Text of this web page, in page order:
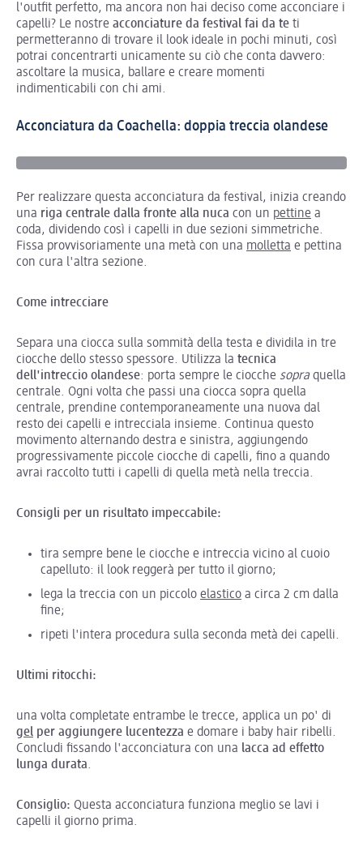
l'outfit perfetto, ma ancora non hai deciso come acconciare i
capelli? Le nostre acconciature da festival fai da te ti
permetteranno di trovare il look ideale in pochi minuti, così
potrai concentrarti unicamente su ciò che conta davvero:
ascoltare la musica, ballare e creare momenti
indimenticabili con chi ami.
Acconciatura da Coachella: doppia treccia olandese
Per realizzare questa acconciatura da festival, inizia creando
una riga centrale dalla fronte alla nuca con un pettine a
coda, dividendo così i capelli in due sezioni simmetriche.
Fissa provvisoriamente una metà con una molletta e pettina
con cura l'altra sezione.
Come intrecciare
Separa una ciocca sulla sommità della testa e dividila in tre
ciocche dello stesso spessore. Utilizza la tecnica
dell'intreccio olandese: porta sempre le ciocche sopra quella
centrale. Ogni volta che passi una ciocca sopra quella
centrale, prendine contemporaneamente una nuova dal
resto dei capelli e intrecciala insieme. Continua questo
movimento alternando destra e sinistra, aggiungendo
progressivamente piccole ciocche di capelli, fino a quando
avrai raccolto tutti i capelli di quella metà nella treccia.
Consigli per un risultato impeccabile:
tira sempre bene le ciocche e intreccia vicino al cuoio
capelluto: il look reggerà per tutto il giorno;
lega la treccia con un piccolo elastico a circa 2 cm dalla
fine;
ripeti l'intera procedura sulla seconda metà dei capelli.
Ultimi ritocchi:
una volta completate entrambe le trecce, applica un po' di
gel per aggiungere lucentezza e domare i baby hair ribelli.
Concludi fissando l'acconciatura con una lacca ad effetto
lunga durata.
Consiglio: Questa acconciatura funziona meglio se lavi i
capelli il giorno prima.